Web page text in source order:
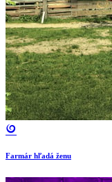
Farmár hľadá ženu